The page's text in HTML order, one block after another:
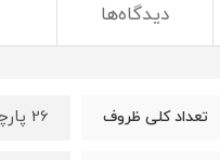
دیدگاه‌ها
تعداد کلی ظروف 26 پارچه